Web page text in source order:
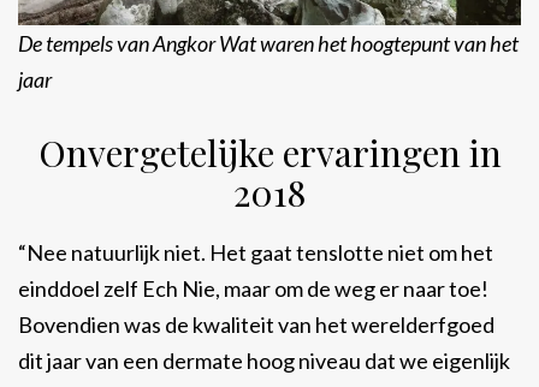
De tempels van Angkor Wat waren het hoogtepunt van het
jaar
Onvergetelijke ervaringen in
2018
“Nee natuurlijk niet. Het gaat tenslotte niet om het
einddoel zelf Ech Nie, maar om de weg er naar toe!
Bovendien was de kwaliteit van het werelderfgoed
dit jaar van een dermate hoog niveau dat we eigenlijk